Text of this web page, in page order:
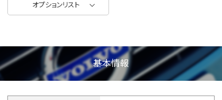
オプションリスト
基本情報